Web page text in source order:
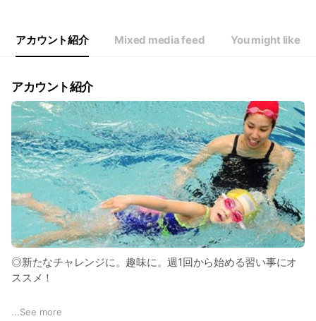
アカウント紹介 Mixed media feed You might like
アカウント紹介
◎新たなチャレンジに。趣味に。週1回から始める習い事にオ
ススメ！
★エンジョイがモットー
...See more